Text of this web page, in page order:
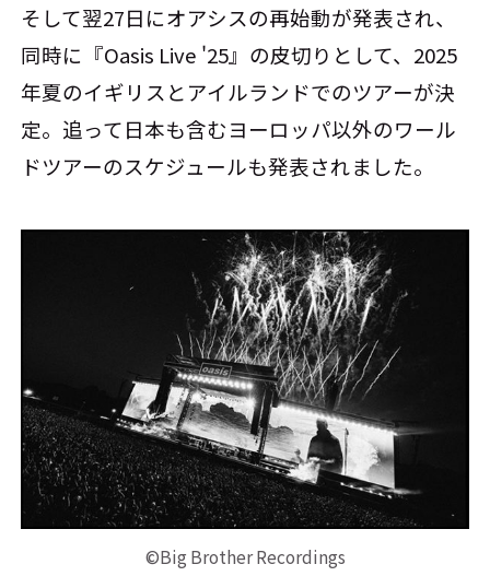
そして翌27日にオアシスの再始動が発表され、
同時に『Oasis Live '25』の皮切りとして、2025
年夏のイギリスとアイルランドでのツアーが決
定。追って日本も含むヨーロッパ以外のワール
ドツアーのスケジュールも発表されました。
©Big Brother Recordings